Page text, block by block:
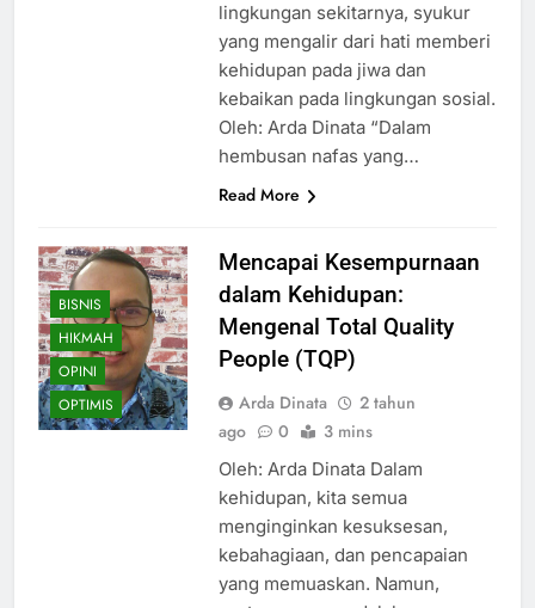
lingkungan sekitarnya, syukur
yang mengalir dari hati memberi
kehidupan pada jiwa dan
kebaikan pada lingkungan sosial.
Oleh: Arda Dinata “Dalam
hembusan nafas yang…
Read More
BISNIS
HIKMAH
OPINI
OPTIMIS
Mencapai Kesempurnaan
dalam Kehidupan:
Mengenal Total Quality
People (TQP)
Arda Dinata
2 tahun
ago
0 3 mins
Oleh: Arda Dinata Dalam
kehidupan, kita semua
menginginkan kesuksesan,
kebahagiaan, dan pencapaian
yang memuaskan. Namun,